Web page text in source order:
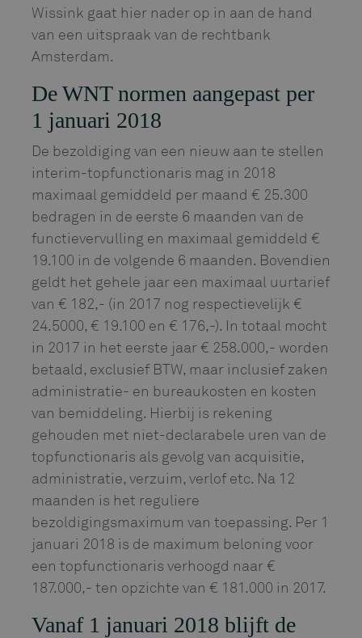
Wissink gaat hier nader op in aan de hand
van een uitspraak van de rechtbank
Amsterdam.
De WNT normen aangepast per
1 januari 2018
De bezoldiging van een nieuw aan te stellen
interim-topfunctionaris mag in 2018
maximaal gemiddeld per maand € 25.300
bedragen in de eerste 6 maanden van de
functievervulling en maximaal gemiddeld €
19.100 in de volgende 6 maanden. Bovendien
geldt het gehele jaar een maximaal uurtarief
van € 182,- (in 2017 nog respectievelijk €
24.5000, € 19.100 en € 176,-). In totaal mocht
in 2017 in het eerste jaar € 258.000,- worden
betaald, exclusief BTW, maar inclusief zaken
administratie- en bureaukosten en kosten
van bemiddeling. Hierbij is rekening
gehouden met niet-declarabele uren van de
topfunctionaris als gevolg van acquisitie,
administratie, verzuim, verlof etc. Na 12
maanden is het reguliere
bezoldigingsmaximum van toepassing. Per 1
januari 2018 is de maximum beloning voor
een topfunctionaris verhoogd naar €
187.000,- ten opzichte van € 181.000 in 2017.
Vanaf 1 januari 2018 blijft de